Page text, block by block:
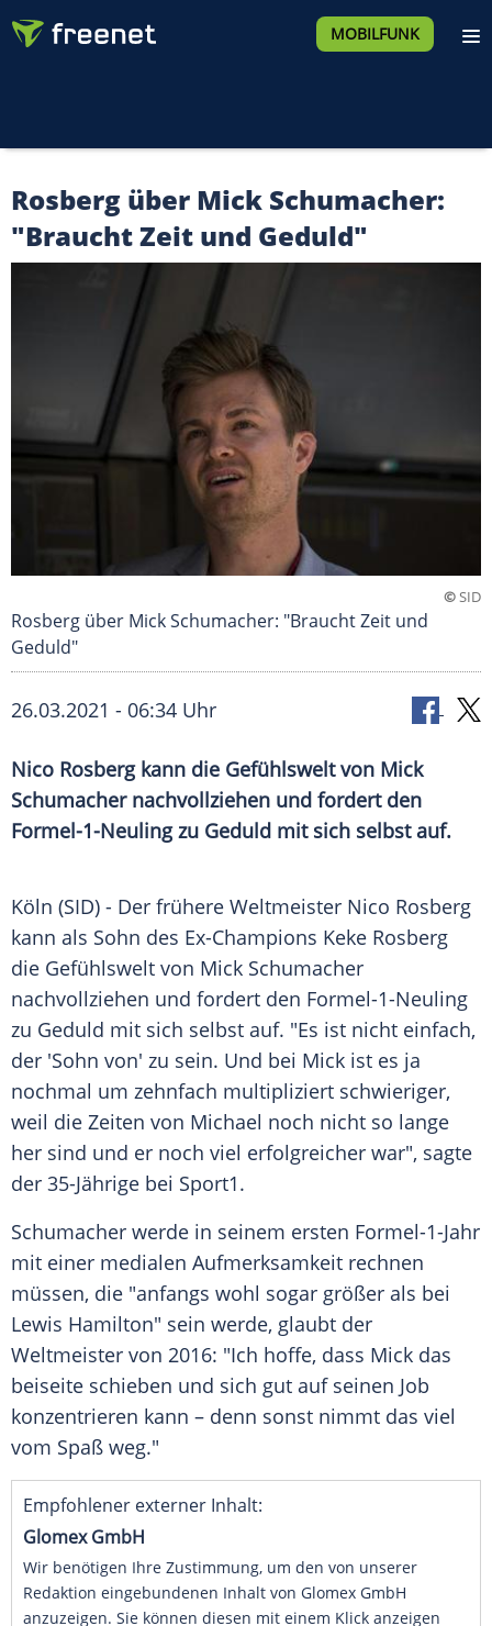
MOBILFUNK
Rosberg über Mick Schumacher:
"Braucht Zeit und Geduld"
©SID
Rosberg über Mick Schumacher: "Braucht Zeit und
Geduld"
26.03.2021 - 06:34 Uhr
Nico Rosbergkann die Gefühlsweltvon Mick
Schumachernachvollziehen und fordert den
Formel-1-Neuling zu Geduld mit sich selbst auf.
Köln (SID) - Der frühere Weltmeister Nico Rosberg
kann als Sohn des Ex-Champions Keke Rosberg
die Gefühlswelt von Mick Schumacher
nachvollziehen und fordert den Formel-1-Neuling
zu Geduld mit sich selbst auf. "Es ist nicht einfach,
der 'Sohn von' zu sein. Und bei Mick ist es ja
nochmal um zehnfach multipliziert schwieriger,
weil die Zeiten von Michael noch nicht so lange
her sind und er noch viel erfolgreicher war", sagte
der 35-Jährige bei Sport1.
Schumacher werde in seinem ersten Formel-1-Jahr
mit einer medialen Aufmerksamkeit rechnen
müssen, die "anfangs wohl sogar größer als bei
Lewis Hamilton" sein werde, glaubt der
Weltmeister von 2016: "Ich hoffe, dass Mick das
beiseite schieben und sich gut auf seinen Job
konzentrieren kann – denn sonst nimmt das viel
vom Spaß weg."
Empfohlener externer Inhalt:
Glomex GmbH
Wir benötigen Ihre Zustimmung, um den von unserer
Redaktion eingebundenen Inhalt von Glomex GmbH
anzuzeigen. Sie können diesen mit einem Klick anzeigen